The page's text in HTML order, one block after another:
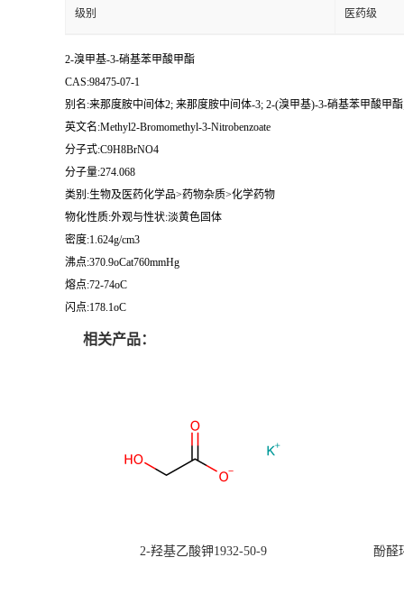
级别 医药级
2-溴甲基-3-硝基苯甲酸甲酯
CAS:98475-07-1
别名:来那度胺中间体2; 来那度胺中间体-3; 2-(溴甲基)-3-硝基苯甲酸甲
英文名:Methyl2-Bromomethyl-3-Nitrobenzoate
分子式:C9H8BrNO4
分子量:274.068
类别:生物及医药化学品>药物杂质>化学药物
物化性质:外观与性状:淡黄色固体
密度:1.624g/cm3
沸点:370.9oCat760mmHg
熔点:72-74oC
闪点:178.1oC
相关产品：
2-羟基乙酸钾1932-50-9 酚醛